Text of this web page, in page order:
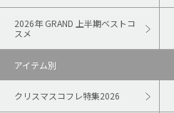
2026年 GRAND 上半期ベストコ
スメ
アイテム別
クリスマスコフレ特集2026